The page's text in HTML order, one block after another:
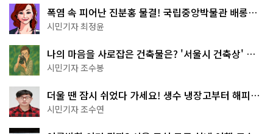
폭염 속 피어난 진분홍 물결! 국립중앙박물관 배롱나
무 명소
시민기자 최정윤
나의 마음을 사로잡은 건축물은? '서울시 건축상' 수
상작 공개!
시민기자 조수봉
더울 땐 잠시 쉬었다 가세요! 생수 냉장고부터 해피소
·무더위쉼터까지
시민기자 조수연